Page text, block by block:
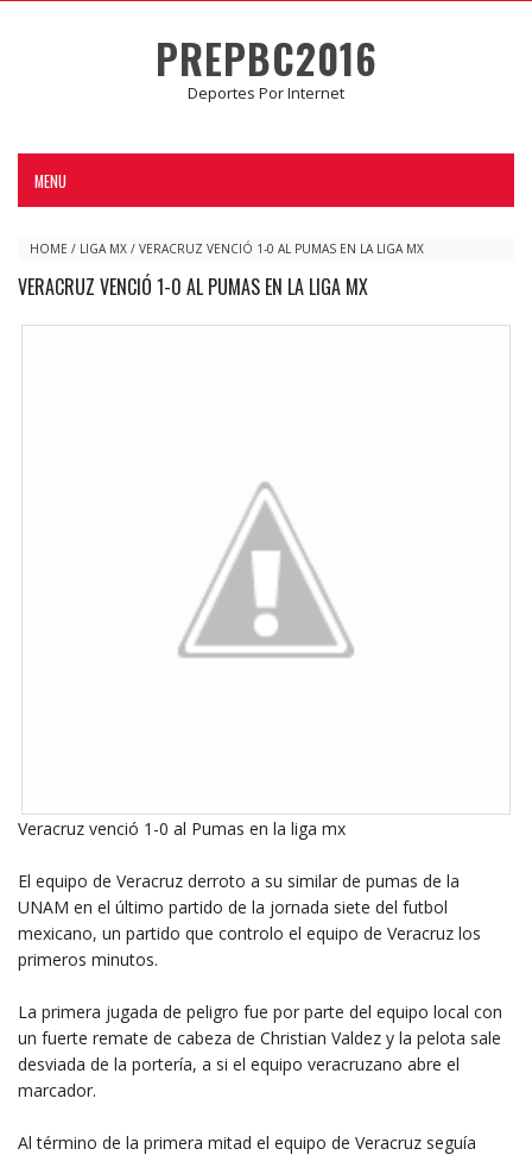
PREPBC2016
Deportes Por Internet
MENU
HOME / LIGA MX / VERACRUZ VENCIÓ 1-0 AL PUMAS EN LA LIGA MX
VERACRUZ VENCIÓ 1-0 AL PUMAS EN LA LIGA MX
Veracruz venció 1-0 al Pumas en la liga mx
El equipo de Veracruz derroto a su similar de pumas de la
UNAM en el último partido de la jornada siete del futbol
mexicano, un partido que controlo el equipo de Veracruz los
primeros minutos.
La primera jugada de peligro fue por parte del equipo local con
un fuerte remate de cabeza de Christian Valdez y la pelota sale
desviada de la portería, a si el equipo veracruzano abre el
marcador.
Al término de la primera mitad el equipo de Veracruz seguía